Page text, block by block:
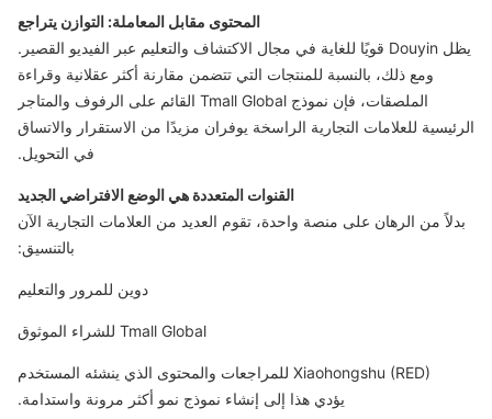
المحتوى مقابل المعاملة: التوازن يتراجع
يظل Douyin قويًا للغاية في مجال الاكتشاف والتعليم عبر الفيديو القصير.
ومع ذلك، بالنسبة للمنتجات التي تتضمن مقارنة أكثر عقلانية وقراءة
الملصقات، فإن نموذج Tmall Global القائم على الرفوف والمتاجر
الرئيسية للعلامات التجارية الراسخة يوفران مزيدًا من الاستقرار والاتساق
في التحويل.
القنوات المتعددة هي الوضع الافتراضي الجديد
بدلاً من الرهان على منصة واحدة، تقوم العديد من العلامات التجارية الآن
بالتنسيق:
دوين للمرور والتعليم
Tmall Global للشراء الموثوق
Xiaohongshu (RED) للمراجعات والمحتوى الذي ينشئه المستخدم
يؤدي هذا إلى إنشاء نموذج نمو أكثر مرونة واستدامة.